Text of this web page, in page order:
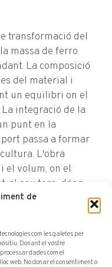
de
com les galetes per
Donant el vostre
dades com el
web. No donar el consentiment o
transformació del
massa de ferro
La composició
del material i
un equilibri on el
integració de la
punt en la
passa a formar
L'obra
el volum, on el
al seu torn, dóna
model, del qual
a la col·lecció
de l'artista
ferro i la seva